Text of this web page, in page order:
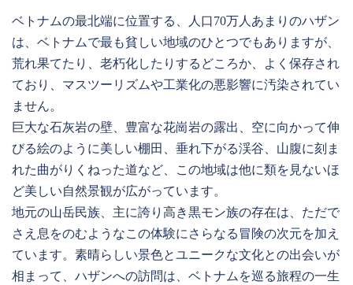
ベトナムの最北端に位置する、人口70万人あまりのハザン
は、ベトナムで最も貧しい地域のひとつでもありますが、
荒れ果てたり、老朽化したりするどころか、よく保存され
ており、マスツーリズムや工業化の悪影響に汚染されてい
ません。
巨大な石灰岩の壁、豊富な花崗岩の露出、空に向かって伸
びる絵のように美しい棚田、垂れ下がる渓谷、山腹に刻ま
れた曲がりくねった道など、この地域は他に類を見ないほ
ど美しい自然景観が広がっています。
地元の山岳民族、主に誇り高き黒モン族の存在は、ただで
さえ息をのむようなこの体験にさらなる冒険の次元を加え
ています。素晴らしい景色とユニークな文化との出会いが
相まって、ハザンへの訪問は、ベトナムを巡る旅程の一生